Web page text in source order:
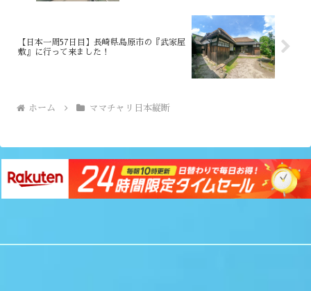
【日本一周57日目】長崎県島原市の『武家屋
敷』に行って来ました！
ホーム ママチャリ日本縦断